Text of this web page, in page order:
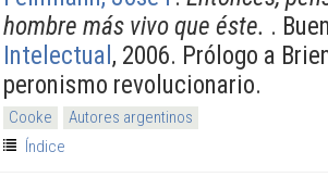
hombre más vivo que éste. .
Intelectual, 2006. Prólogo a
peronismo revolucionario.
Cooke
Autores argentinos
Índice